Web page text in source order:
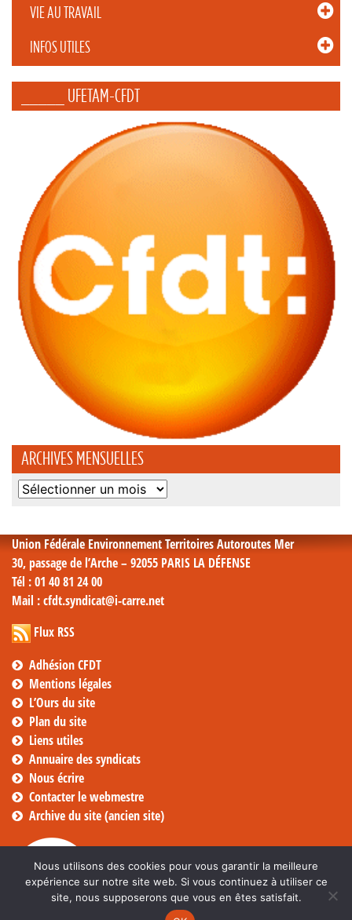
VIE AU TRAVAIL
INFOS UTILES
_____ UFETAM-CFDT
ARCHIVES MENSUELLES
Archives
Union Fédérale Environnement Territoires Autoroutes Mer
30, passage de l’Arche – 92055 PARIS LA DÉFENSE
Tél : 01 40 81 24 00
Mail : cfdt.syndicat@i-carre.net
Flux RSS
Adhésion CFDT
Mentions légales
L’Ours du site
Plan du site
Liens utiles
Annuaire des syndicats
Nous écrire
Contacter le webmestre
Archive du site (ancien site)
Nous utilisons des cookies pour vous garantir la meilleure
expérience sur notre site web. Si vous continuez à utiliser ce
site, nous supposerons que vous en êtes satisfait.